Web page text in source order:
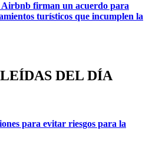
firman un acuerdo para
turísticos que incumplen la
DEL DÍA
para evitar riesgos para la